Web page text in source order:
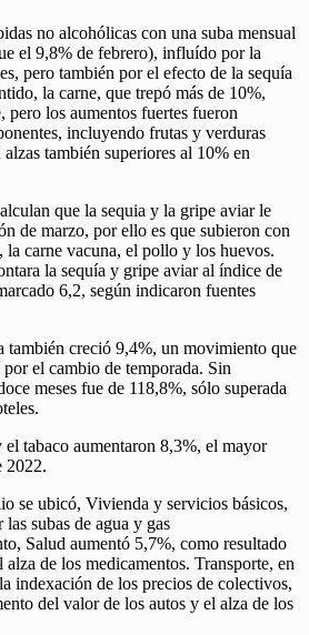
no alcohólicas con una suba mensual
el 9,8% de febrero), influído por la
pero también por el efecto de la sequía
la carne, que trepó más de 10%,
pero los aumentos fuertes fueron
incluyendo frutas y verduras
también superiores al 10% en
que la sequia y la gripe aviar le
de marzo, por ello es que subieron con
la carne vacuna, el pollo y los huevos.
la sequía y gripe aviar al índice de
6,2, según indicaron fuentes
también creció 9,4%, un movimiento que
el cambio de temporada. Sin
meses fue de 118,8%, sólo superada
tabaco aumentaron 8,3%, el mayor
2022.
se ubicó, Vivienda y servicios básicos,
subas de agua y gas
Salud aumentó 5,7%, como resultado
alza de los medicamentos. Transporte, en
indexación de los precios de colectivos,
del valor de los autos y el alza de los